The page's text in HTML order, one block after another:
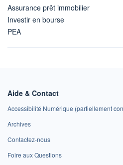
Assurance prêt immobilier
Investir en bourse
PEA
Aide & Contact
Accessibilité Numérique (partiellement
Archives
Contactez-nous
Foire aux Questions